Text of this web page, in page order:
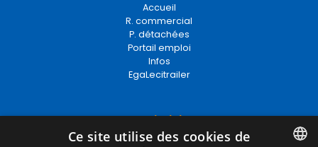
Accueil
R. commercial
P. détachées
Portail emploi
Infos
EgaLecitrailer
Termes juridiques
Mentions Légales
Ce site utilise des cookies de